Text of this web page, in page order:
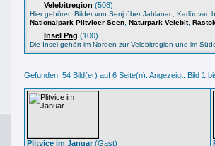
Velebitregion (508)
Hier gehören Bilder von Senj über Jablanac, Karlöovac
Nationalpark Plitvicer Seen Naturpark Velebit,
Insel Pag (100)
Die Insel gehört im Norden zur Velebitregion und im
Gefunden: 54 Bild(er) auf 6 Seite(n). Angezeigt: Bild 1
Plitvice im Januar(Gast)